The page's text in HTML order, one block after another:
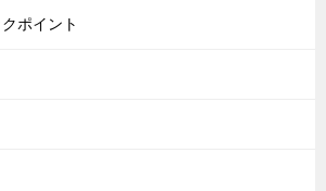
ポイント